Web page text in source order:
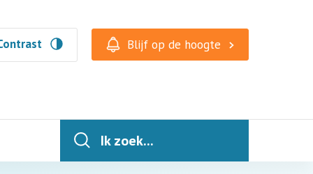
Blijf op de hoogte
Ik zoek...